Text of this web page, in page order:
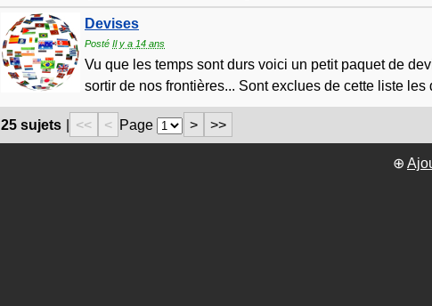
Devises
Posté Il y a 14 ans
Vu que les temps sont durs voici un petit paquet de
sortir de nos frontières... Sont exclues de cette liste les
25 sujets | << < Page > >>
⊕